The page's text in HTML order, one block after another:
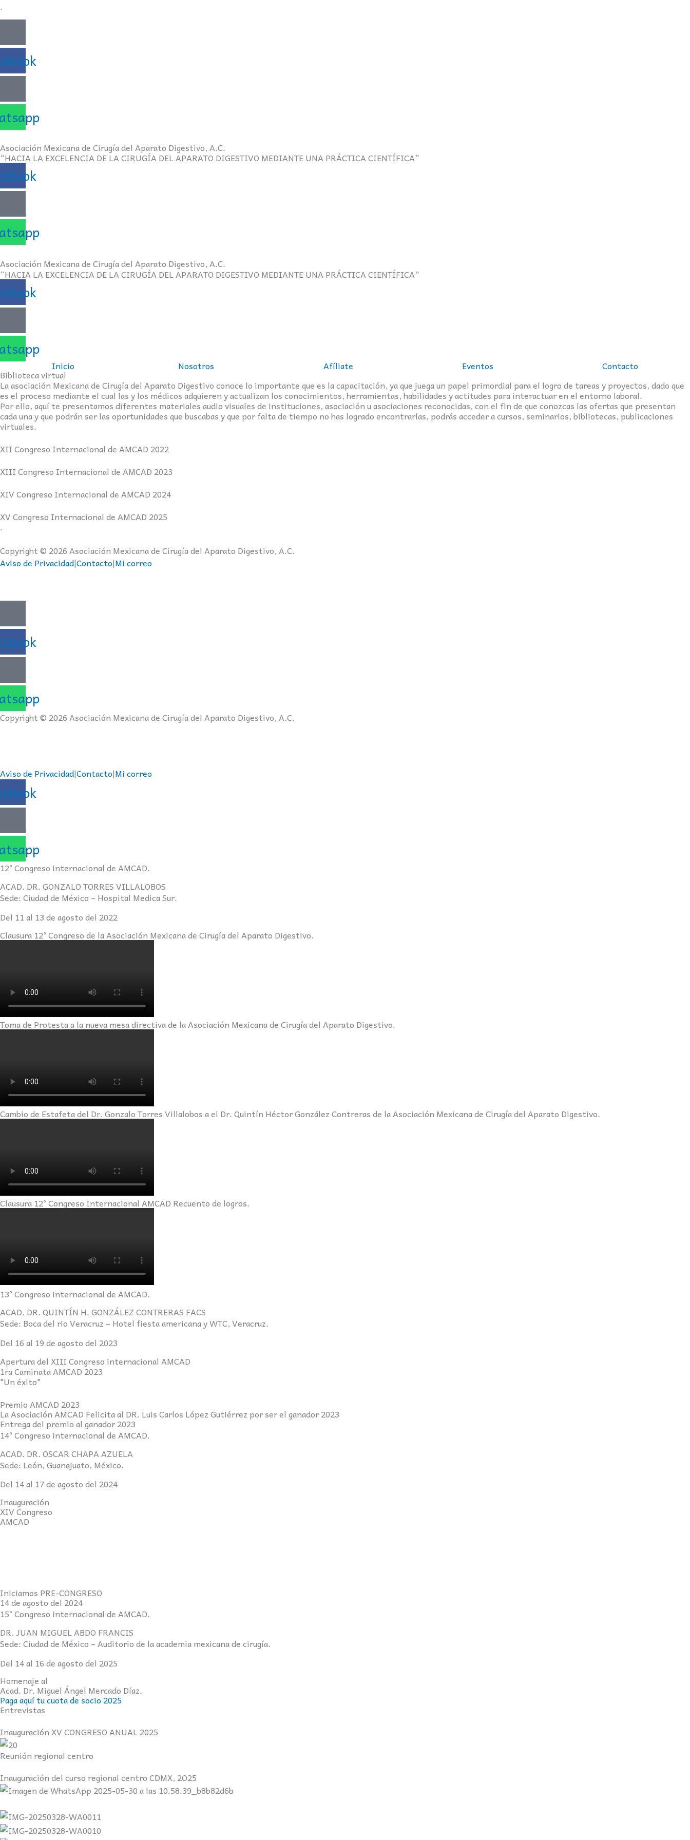
.
Asociación Mexicana de Cirugía del Aparato Digestivo, A.C.
“HACIA LA EXCELENCIA DE LA CIRUGÍA DEL APARATO DIGESTIVO MEDIANTE UNA PRÁCTICA CIENTÍFICA”
Asociación Mexicana de Cirugía del Aparato Digestivo, A.C.
“HACIA LA EXCELENCIA DE LA CIRUGÍA DEL APARATO DIGESTIVO MEDIANTE UNA PRÁCTICA CIENTÍFICA”
Inicio Nosotros Afíliate Eventos Contacto
Biblioteca virtual
La asociación Mexicana de Cirugía del Aparato Digestivo conoce lo importante que es la capacitación, ya que juega un papel primordial para el logro de tareas y proyectos, dado que
es el proceso mediante el cual las y los médicos adquieren y actualizan los conocimientos, herramientas, habilidades y actitudes para interactuar en el entorno laboral.
Por ello, aquí te presentamos diferentes materiales audio visuales de instituciones, asociación u asociaciones reconocidas, con el fin de que conozcas las ofertas que presentan
cada una y que podrán ser las oportunidades que buscabas y que por falta de tiempo no has logrado encontrarlas, podrás acceder a cursos, seminarios, bibliotecas, publicaciones
virtuales.
XII Congreso Internacional de AMCAD 2022
XIII Congreso Internacional de AMCAD 2023
XIV Congreso Internacional de AMCAD 2024
XV Congreso Internacional de AMCAD 2025
.
Copyright © 2026 Asociación Mexicana de Cirugía del Aparato Digestivo, A.C.
Aviso de Privacidad|Contacto|Mi correo
Copyright © 2026 Asociación Mexicana de Cirugía del Aparato Digestivo, A.C.
Aviso de Privacidad|Contacto|Mi correo
12° Congreso internacional de AMCAD.
ACAD. DR. GONZALO TORRES VILLALOBOS
Sede: Ciudad de México – Hospital Medica Sur.
Del 11 al 13 de agosto del 2022
Clausura 12° Congreso de la Asociación Mexicana de Cirugía del Aparato Digestivo.
Toma de Protesta a la nueva mesa directiva de la Asociación Mexicana de Cirugía del Aparato Digestivo.
Cambio de Estafeta del Dr. Gonzalo Torres Villalobos a el Dr. Quintín Héctor González Contreras de la Asociación Mexicana de Cirugía del Aparato Digestivo.
Clausura 12° Congreso Internacional AMCAD Recuento de logros.
13° Congreso internacional de AMCAD.
ACAD. DR. QUINTÍN H. GONZÁLEZ CONTRERAS FACS
Sede: Boca del rio Veracruz – Hotel fiesta americana y WTC, Veracruz.
Del 16 al 19 de agosto del 2023
Apertura del XIII Congreso internacional AMCAD
1ra Caminata AMCAD 2023
"Un éxito"
Premio AMCAD 2023
La Asociación AMCAD Felicita al DR. Luis Carlos López Gutiérrez por ser el ganador 2023
Entrega del premio al ganador 2023
14° Congreso internacional de AMCAD.
ACAD. DR. OSCAR CHAPA AZUELA
Sede: León, Guanajuato, México.
Del 14 al 17 de agosto del 2024
Inauguración
XIV Congreso
AMCAD
Iniciamos PRE-CONGRESO
14 de agosto del 2024
15° Congreso internacional de AMCAD.
DR. JUAN MIGUEL ABDO FRANCIS
Sede: Ciudad de México – Auditorio de la academia mexicana de cirugía.
Del 14 al 16 de agosto del 2025
Homenaje al
Acad. Dr. Miguel Ángel Mercado Díaz.
Paga aquí tu cuota de socio 2025
Entrevistas
Inauguración XV CONGRESO ANUAL 2025
Reunión regional centro
Inauguración del curso regional centro CDMX, 2O25